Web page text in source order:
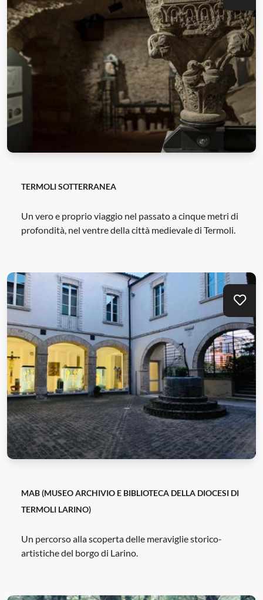
TERMOLI SOTTERRANEA
Un vero e proprio viaggio nel passato a cinque metri di
profondità, nel ventre della città medievale di Termoli.
MAB (MUSEO ARCHIVIO E BIBLIOTECA DELLA DIOCESI DI
TERMOLI LARINO)
Un percorso alla scoperta delle meraviglie storico-
artistiche del borgo di Larino.